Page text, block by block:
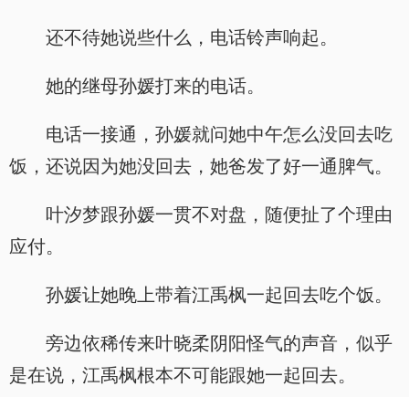
还不待她说些什么，电话铃声响起。
她的继母孙媛打来的电话。
电话一接通，孙媛就问她中午怎么没回去吃
饭，还说因为她没回去，她爸发了好一通脾气。
叶汐梦跟孙媛一贯不对盘，随便扯了个理由
应付。
孙媛让她晚上带着江禹枫一起回去吃个饭。
旁边依稀传来叶晓柔阴阳怪气的声音，似乎
是在说，江禹枫根本不可能跟她一起回去。